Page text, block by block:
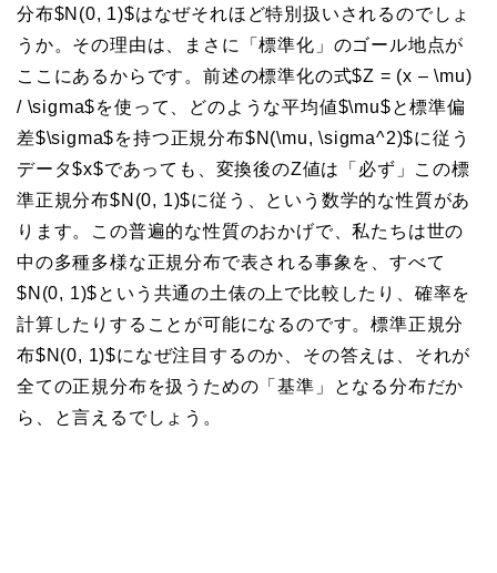
分布$N(0, 1)$はなぜそれほど特別扱いされるのでしょ
うか。その理由は、まさに「標準化」のゴール地点が
ここにあるからです。前述の標準化の式$Z = (x – \mu)
/ \sigma$を使って、どのような平均値$\mu$と標準偏
差$\sigma$を持つ正規分布$N(\mu, \sigma^2)$に従う
データ$x$であっても、変換後のZ値は「必ず」この標
準正規分布$N(0, 1)$に従う、という数学的な性質があ
ります。この普遍的な性質のおかげで、私たちは世の
中の多種多様な正規分布で表される事象を、すべて
$N(0, 1)$という共通の土俵の上で比較したり、確率を
計算したりすることが可能になるのです。標準正規分
布$N(0, 1)$になぜ注目するのか、その答えは、それが
全ての正規分布を扱うための「基準」となる分布だか
ら、と言えるでしょう。